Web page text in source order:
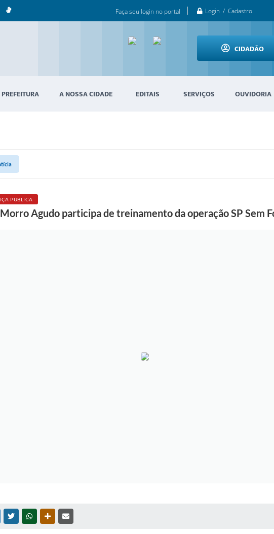
Faça seu login no portal Login / Cadastro
CIDADÃO
A NOSSA CIDADE EDITAIS SERVIÇOS OUVIDORIA
PÚBLICA
Agudo participa de treinamento da operação SP Sem
MESSENGER
TWITTERWHATSAPPOUTRAS MÍDIAS